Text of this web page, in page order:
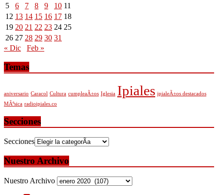
5
6 7 8 9 10 11
12 13 14 15 16 17 18
19 20 21 22 23 24 25
26 27 28 29 30 31
« Dic
Feb »
Temas
aniversario Caracol Cultura cumpleaÃ±os Iglesia Ipiales ipialeÃ±os destacados
MÃºsica radioipiales.co
Secciones
Secciones
Nuestro Archivo
Nuestro Archivo